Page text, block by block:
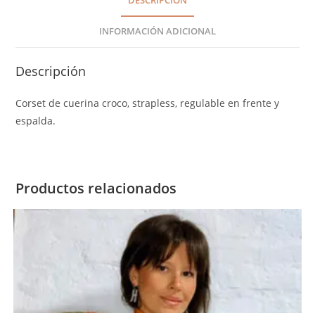
INFORMACIÓN ADICIONAL
Descripción
Corset de cuerina croco, strapless, regulable en frente y
espalda.
Productos relacionados